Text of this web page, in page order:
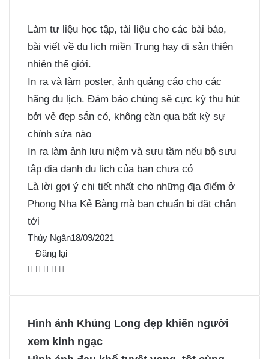
Làm tư liệu học tập, tài liệu cho các bài báo,
bài viết về du lịch miền Trung hay di sản thiên
nhiên thế giới.
In ra và làm poster, ảnh quảng cáo cho các
hãng du lịch. Đảm bảo chúng sẽ cực kỳ thu hút
bởi vẻ đẹp sẵn có, không cần qua bất kỳ sự
chỉnh sửa nào
In ra làm ảnh lưu niệm và sưu tầm nếu bộ sưu
tập địa danh du lịch của bạn chưa có
Là lời gợi ý chi tiết nhất cho những địa điểm ở
Phong Nha Kẻ Bàng mà bạn chuẩn bị đặt chân
tới
Thúy Ngân18/09/2021
Đăng lại
F
o
X P
r
M
nn
Hình ảnh Khủng Long đẹp khiến người
xem kinh ngạc